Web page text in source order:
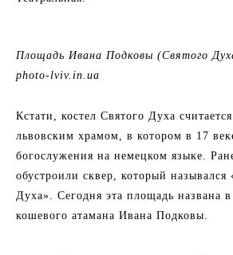
Площадь Ивана Подковы (Святого
photo-lviv.in.ua
Кстати, костел Святого Духа
львовским храмом, в котором в 17
богослужения на немецком языке.
обустроили сквер, который
Духа». Сегодня эта площадь названа в
кошевого атамана Ивана Подковы.